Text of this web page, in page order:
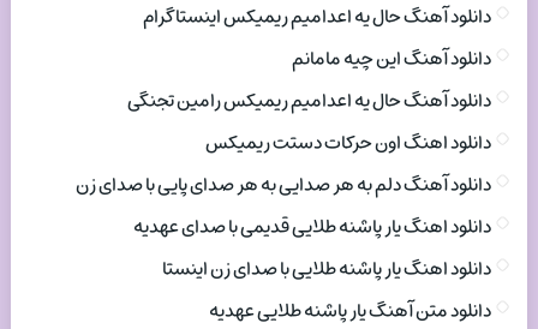
دانلود آهنگ حال یه اعدامیم ریمیکس اینستاگرام
دانلود آهنگ این چیه مامانم
دانلود آهنگ حال یه اعدامیم ریمیکس رامین تجنگی
دانلود اهنگ اون حرکات دستت ریمیکس
دانلود آهنگ دلم به هر صدایی به هر صدای پایی با صدای زن
دانلود اهنگ یار پاشنه طلایی قدیمی با صدای عهدیه
دانلود اهنگ یار پاشنه طلایی با صدای زن اینستا
دانلود متن آهنگ یار پاشنه طلایی عهدیه